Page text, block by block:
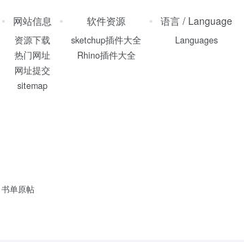
网站信息
资源下载
热门网址
网址提交
sitemap
软件资源
sketchup插件大全
Rhino插件大全
语言 / Language
Languages
书单原帖